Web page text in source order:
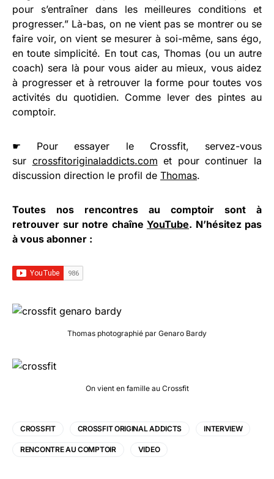
pour s’entraîner dans les meilleures conditions et
progresser.” Là-bas, on ne vient pas se montrer ou se
faire voir, on vient se mesurer à soi-même, sans égo,
en toute simplicité. En tout cas, Thomas (ou un autre
coach) sera là pour vous aider au mieux, vous aidez
à progresser et à retrouver la forme pour toutes vos
activités du quotidien. Comme lever des pintes au
comptoir.
☛ Pour essayer le Crossfit, servez-vous
sur crossfitoriginaladdicts.com et pour continuer la
discussion direction le profil de Thomas.
Toutes nos rencontres au comptoir sont à
retrouver sur notre chaîne YouTube. N’hésitez pas
à vous abonner :
Thomas photographié par Genaro Bardy
On vient en famille au Crossfit
CROSSFIT CROSSFIT ORIGINAL ADDICTS INTERVIEW
RENCONTRE AU COMPTOIR VIDEO